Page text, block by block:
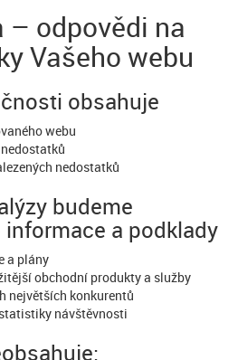
– odpovědi na
Vašeho webu
obsahuje
webu
nedostatků
budeme
a podklady
a plány
obchodní produkty a služby
největších konkurentů
návštěvnosti